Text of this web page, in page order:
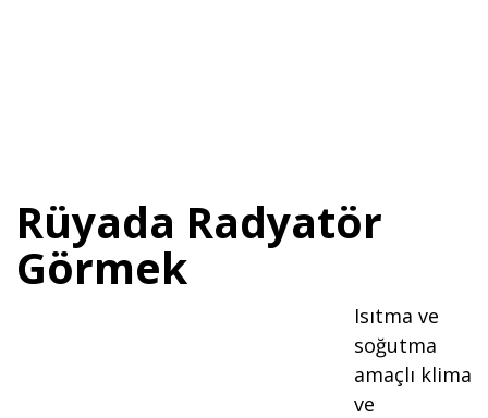
Rüyada Radyatör
Görmek
Isıtma ve
soğutma
amaçlı klima
ve